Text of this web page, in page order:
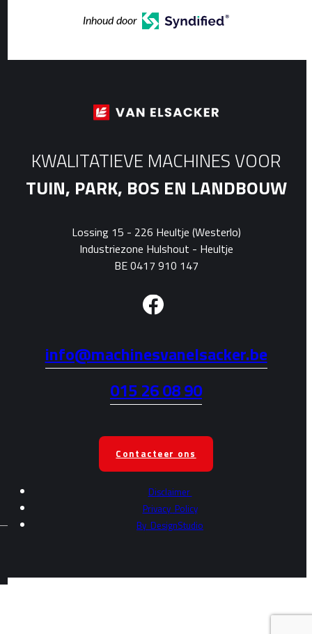
Inhoud door
KWALITATIEVE MACHINES VOOR
TUIN, PARK, BOS EN LANDBOUW
Lossing 15 - 226 Heultje (Westerlo)
Industriezone Hulshout - Heultje
BE 0417 910 147
info@machinesvanelsacker.be
015 26 08 90
Contacteer ons
Disclaimer
Privacy Policy
By DesignStudio